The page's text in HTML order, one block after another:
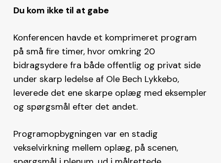
Du kom ikke til at gabe
Konferencen havde et komprimeret program
på små fire timer, hvor omkring 20
bidragsydere fra både offentlig og privat side
under skarp ledelse af Ole Bech Lykkebo,
leverede det ene skarpe oplæg med eksempler
og spørgsmål efter det andet.
Programopbygningen var en stadig
vekselvirkning mellem oplæg, på scenen,